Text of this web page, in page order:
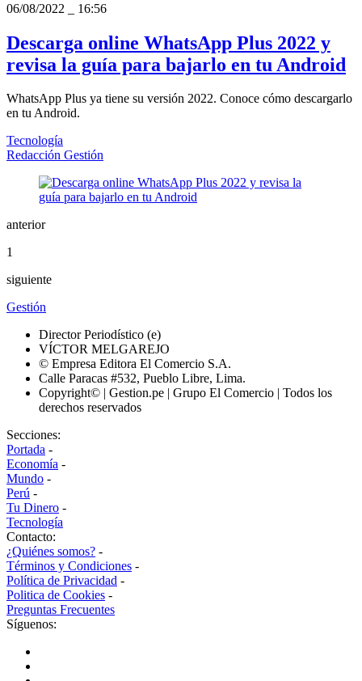
06/08/2022
16:56
Descarga online WhatsApp Plus 2022 y
revisa la guía para bajarlo en tu Android
WhatsApp Plus ya tiene su versión 2022. Conoce cómo descargarlo
en tu Android.
Tecnología
Redacción Gestión
anterior
1
siguiente
Gestión
Director Periodístico (e)
VÍCTOR MELGAREJO
© Empresa Editora El Comercio S.A.
Calle Paracas #532, Pueblo Libre, Lima.
Copyright© | Gestion.pe | Grupo El Comercio | Todos los
derechos reservados
Secciones:
Portada -
Economía -
Mundo -
Perú -
Tu Dinero -
Tecnología
Contacto:
¿Quiénes somos? -
Términos y Condiciones -
Política de Privacidad -
Politica de Cookies -
Preguntas Frecuentes
Síguenos: